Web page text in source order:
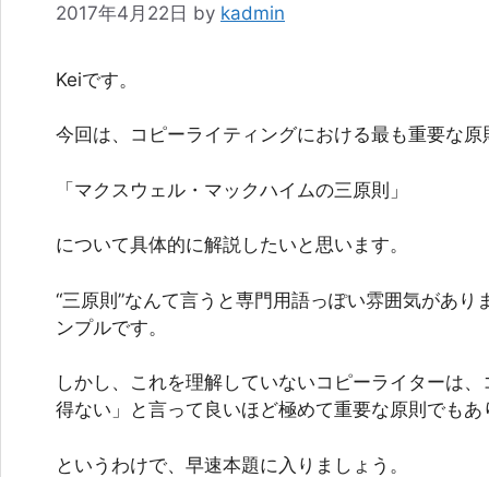
2017年4月22日 by kadmin
Keiです。
今回は、コピーライティングにおける最も重要な原
「マクスウェル・マックハイムの三原則」
について具体的に解説したいと思います。
“三原則”なんて言うと専門用語っぽい雰囲気があり
ンプルです。
しかし、これを理解していないコピーライターは
得ない」と言って良いほど極めて重要な原則でもあ
というわけで、早速本題に入りましょう。